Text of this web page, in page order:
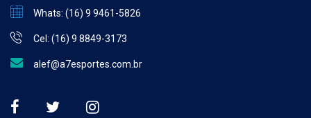
Whats: (16) 9 9461-5826
Cel: (16) 9 8849-3173
alef@a7esportes.com.br